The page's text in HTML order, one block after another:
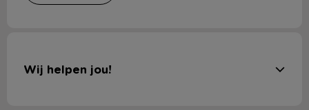
Wij helpen jou!